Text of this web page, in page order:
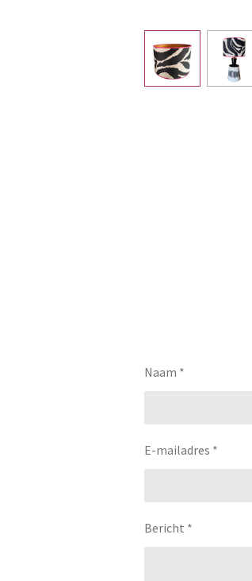
Naam *
E-mailadres *
Bericht *